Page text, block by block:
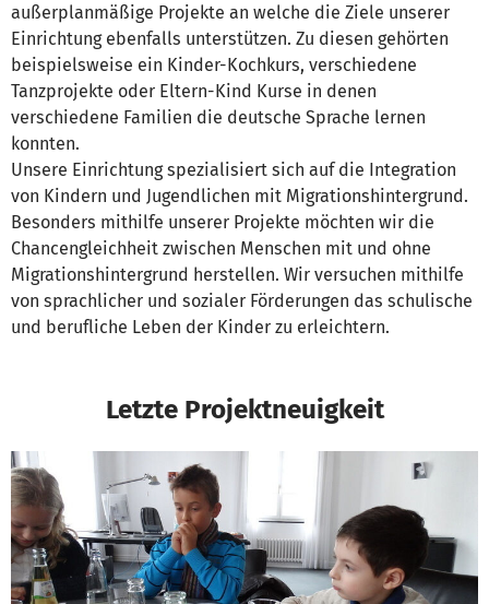
außerplanmäßige Projekte an welche die Ziele unserer
Einrichtung ebenfalls unterstützen. Zu diesen gehörten
beispielsweise ein Kinder-Kochkurs, verschiedene
Tanzprojekte oder Eltern-Kind Kurse in denen
verschiedene Familien die deutsche Sprache lernen
konnten.
Unsere Einrichtung spezialisiert sich auf die Integration
von Kindern und Jugendlichen mit Migrationshintergrund.
Besonders mithilfe unserer Projekte möchten wir die
Chancengleichheit zwischen Menschen mit und ohne
Migrationshintergrund herstellen. Wir versuchen mithilfe
von sprachlicher und sozialer Förderungen das schulische
und berufliche Leben der Kinder zu erleichtern.
Letzte Projektneuigkeit